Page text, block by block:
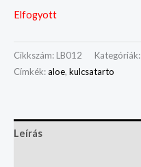
Elfogyott
Cikkszám: LB012 Kategóriák:
Címkék:aloe, kulcsatarto
Leírás